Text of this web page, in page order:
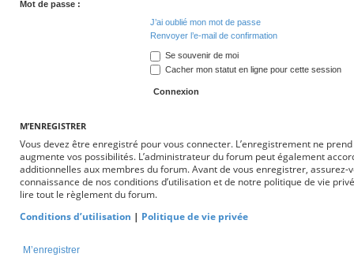
Mot de passe :
J’ai oublié mon mot de passe
Renvoyer l’e-mail de confirmation
Se souvenir de moi
Cacher mon statut en ligne pour cette session
M’ENREGISTRER
Vous devez être enregistré pour vous connecter. L’enregistrement ne
augmente vos possibilités. L’administrateur du forum peut également
additionnelles aux membres du forum. Avant de vous enregistrer, assurez-
connaissance de nos conditions d’utilisation et de notre politique de vie
lire tout le règlement du forum.
Conditions d’utilisation | Politique de vie privée
M’enregistrer